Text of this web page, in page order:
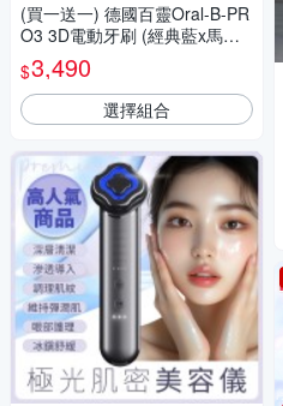
(買一送一) 德國百靈Oral-B-PR
O3 3D電動牙刷 (經典藍x馬卡
龍粉)
$3,490
選擇組合